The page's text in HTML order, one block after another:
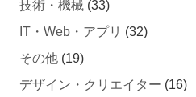
IT・Web・アプリ
その他(19)
デザイン・クリエイター
ビジネス (15)